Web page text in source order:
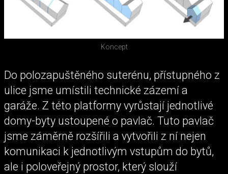
Koncept
Do polozapuštěného suterénu, přístupného z
ulice jsme umístili technické zázemí a
garáže. Z této platformy vyrůstají jednotlivé
domy-byty ustoupené o pavlač. Tuto pavlač
jsme záměrně rozšířili a vytvořili z ní nejen
komunikaci k jednotlivým vstupům do bytů,
ale i poloveřejný prostor, který slouží